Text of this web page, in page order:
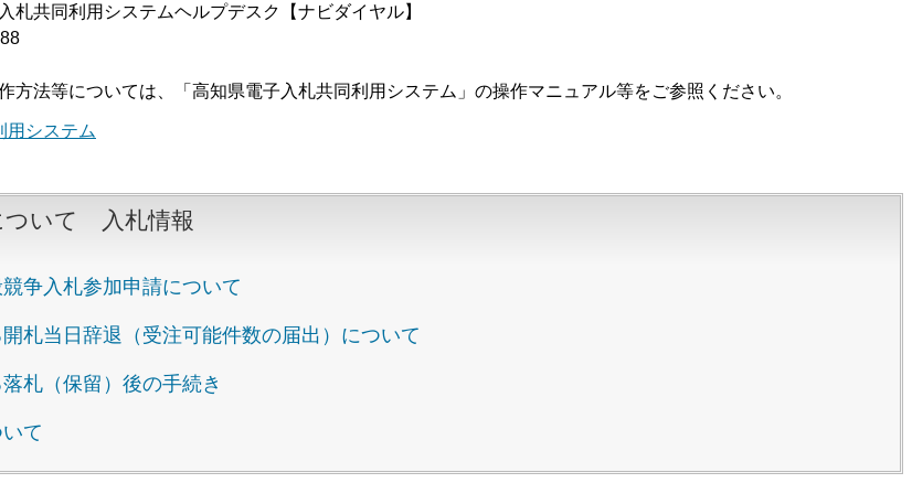
共同利用システムヘルプデスク【ナビダイヤル】
方法等については、「高知県電子入札共同利用システム」の操作マニュアル等をご参照ください。
用システム
ついて 入札情報
争入札参加申請について
札当日辞退（受注可能件数の届出）について
札（保留）後の手続き
て